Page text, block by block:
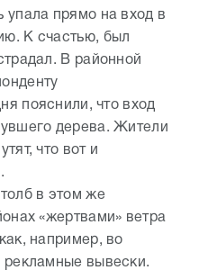
упала прямо на вход в
К счастью, был
В районной
пояснили, что вход
дерева. Жители
что вот и
в этом же
«жертвами» ветра
например, во
вывески.